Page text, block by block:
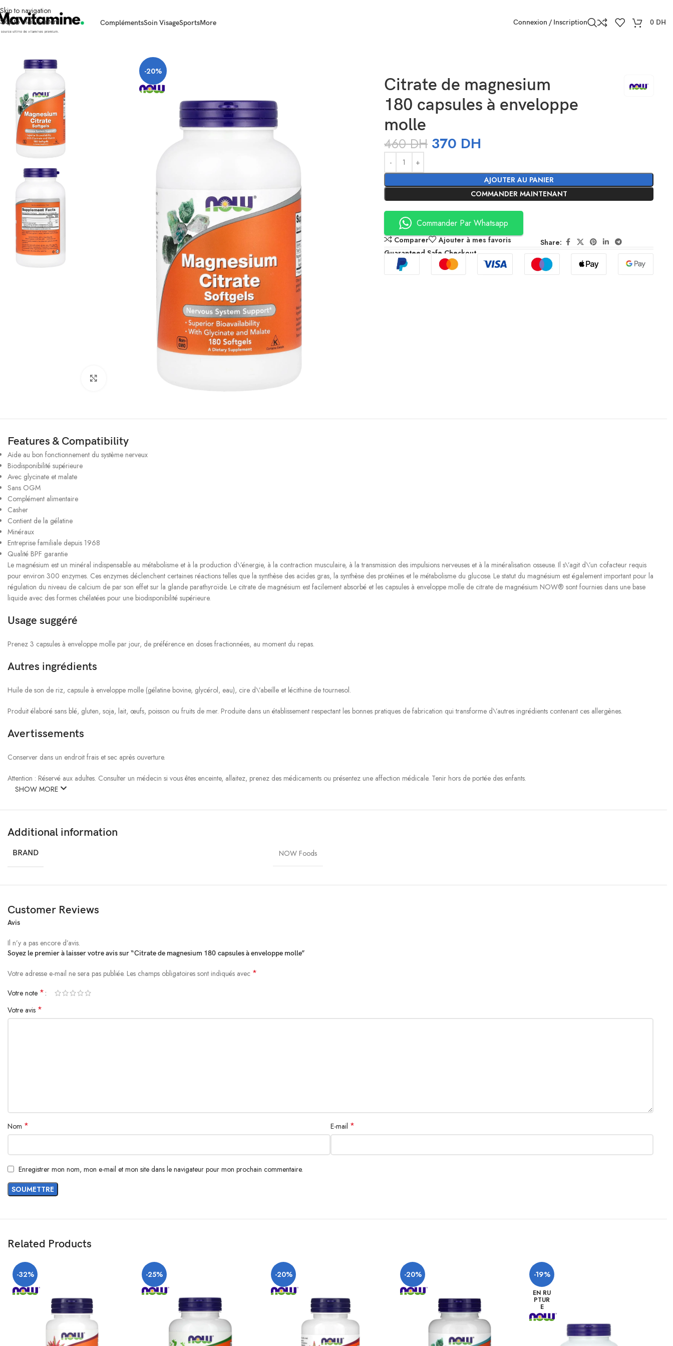
Skip to navigation
Skip to main content
ComplémentsSoin VisageSportsMore Connexion / Inscription 0 DH
Accueil Compléments
-20%
Citrate de magnesium
180 capsules à enveloppe
molle
460DH 370 DH
AJOUTER AU PANIER
COMMANDER MAINTENANT
Alternative:
Commander Par Whatsapp
Comparer Ajouter à mes favoris
Share:
Guaranteed Safe Checkout
Features & Compatibility
Aide au bon fonctionnement du système nerveux
Biodisponibilité supérieure
Avec glycinate et malate
Sans OGM
Complément alimentaire
Casher
Contient de la gélatine
Minéraux
Entreprise familiale depuis 1968
Qualité BPF garantie
Le magnésium est un minéral indispensable au métabolisme et à la production d\’énergie, à la contraction musculaire, à la transmission des impulsions nerveuses et à la minéralisation osseuse. Il s\’agit d\’un cofacteur requis
pour environ 300 enzymes. Ces enzymes déclenchent certaines réactions telles que la synthèse des acides gras, la synthèse des protéines et le métabolisme du glucose. Le statut du magnésium est également important pour la
régulation du niveau de calcium de par son effet sur la glande parathyroïde. Le citrate de magnésium est facilement absorbé et les capsules à enveloppe molle de citrate de magnésium NOW® sont fournies dans une base
liquide avec des formes chélatées pour une biodisponibilité supérieure.
Usage suggéré
Prenez 3 capsules à enveloppe molle par jour, de préférence en doses fractionnées, au moment du repas.
Autres ingrédients
Huile de son de riz, capsule à enveloppe molle (gélatine bovine, glycérol, eau), cire d\’abeille et lécithine de tournesol.
Produit élaboré sans blé, gluten, soja, lait, œufs, poisson ou fruits de mer. Produite dans un établissement respectant les bonnes pratiques de fabrication qui transforme d\’autres ingrédients contenant ces allergènes.
Avertissements
Conserver dans un endroit frais et sec après ouverture.
Attention : Réservé aux adultes. Consulter un médecin si vous êtes enceinte, allaitez, prenez des médicaments ou présentez une affection médicale. Tenir hors de portée des enfants.
SHOW MORE
Additional information
BRAND NOW Foods
Customer Reviews
Avis
Il n’y a pas encore d’avis.
Soyez le premier à laisser votre avis sur “Citrate de magnesium 180 capsules à enveloppe molle”
Votre adresse e-mail ne sera pas publiée. Les champs obligatoires sont indiqués avec *
Votre note *
Votre avis *
Nom * E-mail *
Enregistrer mon nom, mon e-mail et mon site dans le navigateur pour mon prochain commentaire.
Alternative:
Related Products
-32% -25% -20% -20% -19%
EN RU
PTUR
E